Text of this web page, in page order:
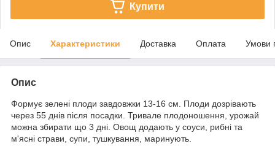
Купити
Опис Характеристики Доставка Оплата Умови
Опис
Формує зелені плоди завдовжки 13-16 см. Плоди дозрівають
через 55 днів після посадки. Тривале плодоношення, урожай
можна збирати що 3 дні. Овощ додають у соуси, рибні та
м'ясні страви, супи, тушкування, маринують.